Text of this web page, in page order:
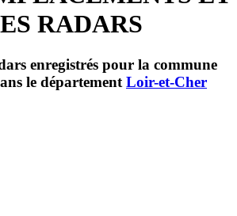
RADARS
enregistrés pour la commune
le département Loir-et-Cher